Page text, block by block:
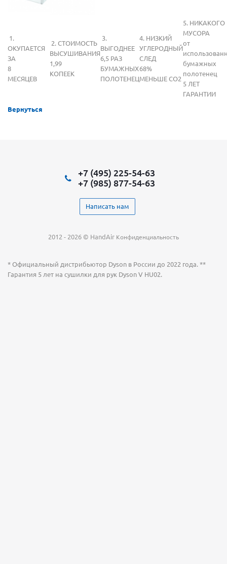
1.
ОКУПАЕТСЯ
ЗА
8
МЕСЯЦЕВ
2. СТОИМОСТЬ
ВЫСУШИВАНИЯ
1,99
КОПЕЕК
3.
ВЫГОДНЕЕ
6,5 РАЗ
БУМАЖНЫХ
ПОЛОТЕНЕЦ
4. НИЗКИЙ
УГЛЕРОДНЫЙ
СЛЕД
68%
МЕНЬШЕ CO2
5. НИКАКОГО
МУСОРА
от
бумажных
полотенец
5 ЛЕТ
ГАРАНТИИ
Вернуться
+7 (495) 225-54-63
+7 (985) 877-54-63
Написать нам
2012 - 2026 © HandAir Конфиденциальность
* Официальный дистрибьютор Dyson в России до 2022 года. **
Гарантия 5 лет на сушилки для рук Dyson V HU02.